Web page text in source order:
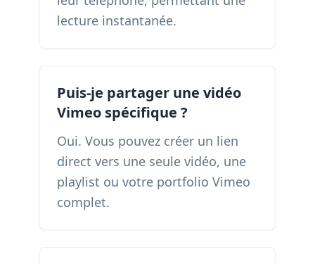
lecture instantanée.
Puis-je partager une vidéo
Vimeo spécifique ?
Oui. Vous pouvez créer un lien
direct vers une seule vidéo, une
playlist ou votre portfolio Vimeo
complet.